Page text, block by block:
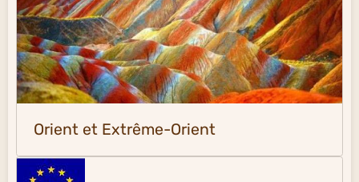
Orient et Extrême-Orient